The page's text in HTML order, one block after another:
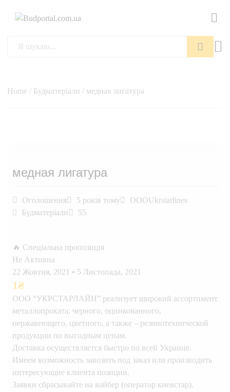
Home / Будматеріали / медная лигатура
медная лигатура
Оголошення 5 років тому
OOOUkrstarlines
Будматеріали
55
🔥 Спеціальна пропозиція
Не Активна
22 Жовтня, 2021 • 5 Листопада, 2021
1₴
ООО “УКРСТАРЛАЙН” реализует широкий ассортимент
металлопроката: черного, оцинкованного,
нержавеющего, цветного, а также – резинотехнической
продукции по выгодным ценам.
Доставка осуществляется быстро по всей Украине.
Имеем возможность завозить под заказ или производить
интересующие клиента позиции.
Заявки сбрасывайте на вайбер (оператор киевстар).